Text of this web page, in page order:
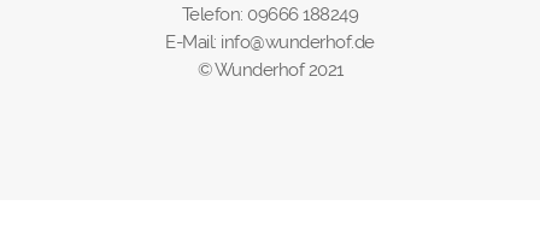
Telefon: 09666 188249
E-Mail: info@wunderhof.de
© Wunderhof 2021